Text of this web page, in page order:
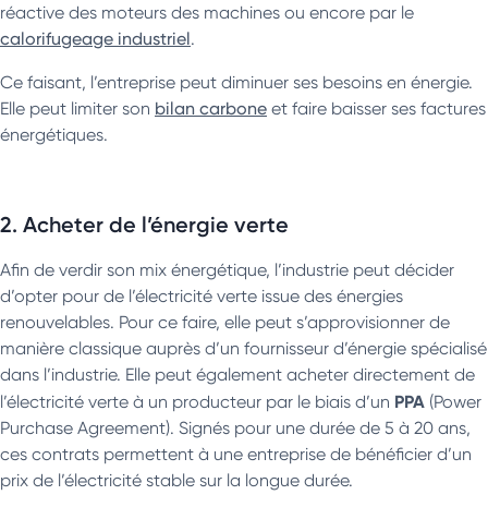
réactive des moteurs des machines ou encore par le
calorifugeage industriel.
Ce faisant, l’entreprise peut diminuer ses besoins en énergie.
Elle peut limiter son bilan carbone et faire baisser ses factures
énergétiques.
2. Acheter de l’énergie verte
Afin de verdir son mix énergétique, l’industrie peut décider
d’opter pour de l’électricité verte issue des énergies
renouvelables. Pour ce faire, elle peut s’approvisionner de
manière classique auprès d’un fournisseur d’énergie spécialisé
dans l’industrie. Elle peut également acheter directement de
l’électricité verte à un producteur par le biais d’un PPA (Power
Purchase Agreement). Signés pour une durée de 5 à 20 ans,
ces contrats permettent à une entreprise de bénéficier d’un
prix de l’électricité stable sur la longue durée.